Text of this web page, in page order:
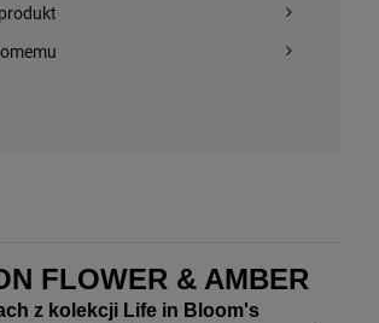
FLOWER & AMBER
z kolekcji Life in Bloom's